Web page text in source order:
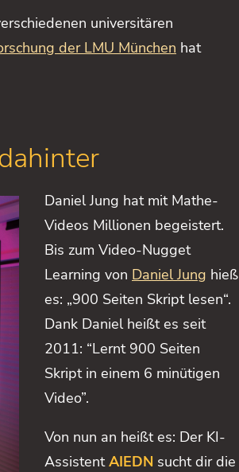
universitären
der LMU München hat
Daniel Jung hat mit Mathe-
Videos Millionen begeistert.
Bis zum Video-Nugget
Learning von Daniel Jung hieß
es: „900 Seiten Skript lesen“.
Dank Daniel heißt es seit
2011: “Lernt 900 Seiten
Skript in einem 6 minütigen
Video”.
Von nun an heißt es: Der KI-
AssistentAIEDN sucht dir die